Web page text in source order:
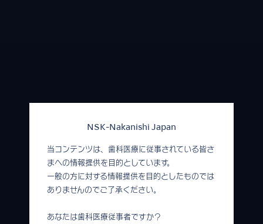
NSK-Nakanishi Japan
当コンテンツは、歯科医療に従事されている皆さ
まへの情報提供を目的としています。
一般の方に対する情報提供を目的としたものでは
ありませんのでご了承ください。
あなたは歯科医療従事者ですか？